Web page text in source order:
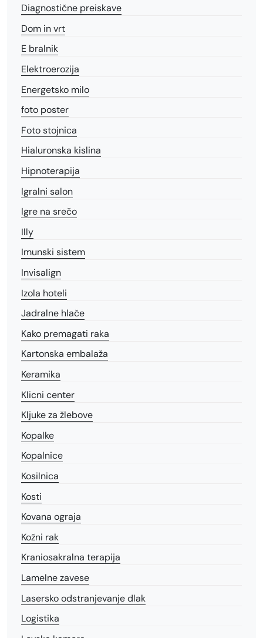
Diagnostične preiskave
Dom in vrt
E bralnik
Elektroerozija
Energetsko milo
foto poster
Foto stojnica
Hialuronska kislina
Hipnoterapija
Igralni salon
Igre na srečo
Illy
Imunski sistem
Invisalign
Izola hoteli
Jadralne hlače
Kako premagati raka
Kartonska embalaža
Keramika
Klicni center
Kljuke za žlebove
Kopalke
Kopalnice
Kosilnica
Kosti
Kovana ograja
Kožni rak
Kraniosakralna terapija
Lamelne zavese
Lasersko odstranjevanje dlak
Logistika